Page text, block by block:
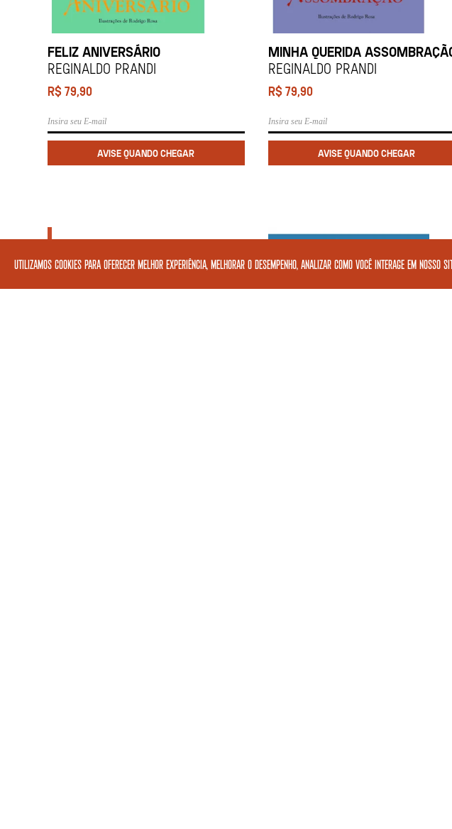
FELIZ ANIVERSÁRIO
REGINALDO PRANDI
R$ 79,90
MINHA QUERIDA
REGINALDO PRANDI
R$ 79,90
Utilizamos cookies para oferecer melhor experiência, melhorar o desempenho, analizar como você interage em